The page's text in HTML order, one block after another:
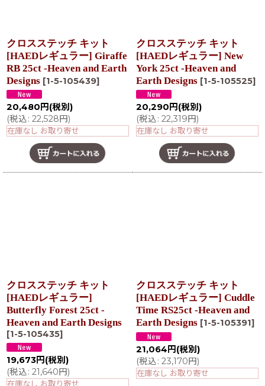
クロスステッチ キット
[HAEDレギュラー] Giraffe
RB 25ct -Heaven and Earth
Designs [1-5-105439]
20,480 円 (税別)
(税込: 22,528円)
在庫なし お取り寄せ
クロスステッチ キット
[HAEDレギュラー] New
York 25ct -Heaven and
Earth Designs [1-5-105525]
20,290 円 (税別)
(税込: 22,319円)
在庫なし お取り寄せ
クロスステッチ キット
[HAEDレギュラー]
Butterfly Forest 25ct -
Heaven and Earth Designs
[1-5-105435]
19,673円 (税別)
(税込: 21,640円)
在庫なし お取り寄せ
クロスステッチ キット
[HAEDレギュラー] Cuddle
Time RS25ct -Heaven and
Earth Designs [1-5-105391]
21,064 円 (税別)
(税込: 23,170円)
在庫なし お取り寄せ